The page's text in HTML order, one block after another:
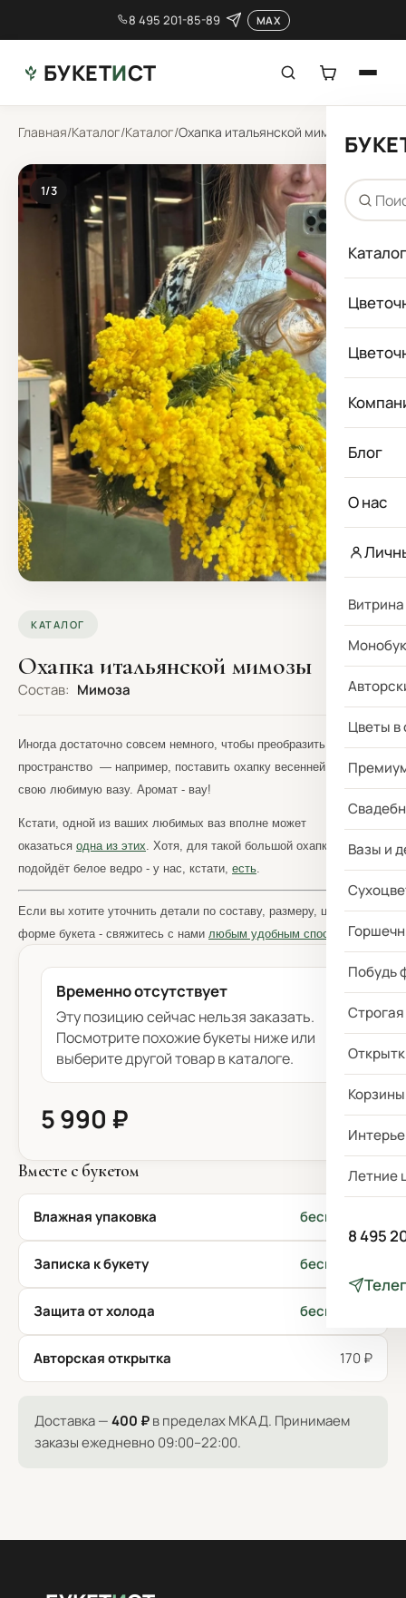
8 495 201-85-89 MAX
БУКЕТИСТ
Каталог
Блог
О нас
Цветы в
Вазы и
Побудь
Летние
8 495
Главная/Каталог/Каталог/Охапка итальянской мимозы
1/3
КАТАЛОГ
Охапка итальянской мимозы
Состав: Мимоза
Иногда достаточно совсем немного, чтобы преобразить целое
пространство — например, поставить охапку весенней мимозы в
свою любимую вазу. Аромат - вау!
Кстати, одной из ваших любимых ваз вполне может
оказаться одна из этих. Хотя, для такой большой охапки лучше
подойдёт белое ведро - у нас, кстати, есть.
Если вы хотите уточнить детали по составу, размеру, цене и
форме букета - свяжитесь с нами любым удобным способом.
Временно отсутствует
Эту позицию сейчас нельзя заказать.
Посмотрите похожие букеты ниже или
выберите другой товар в каталоге.
5 990 ₽
Вместе с букетом
Влажная упаковка бесплатно
Записка к букету бесплатно
Защита от холода бесплатно
Авторская открытка 170 ₽
Доставка —400 ₽в пределах МКАД. Принимаем
заказы ежедневно 09:00–22:00.